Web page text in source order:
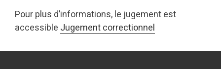
Pour plus d’informations, le jugement est
accessible Jugement correctionnel